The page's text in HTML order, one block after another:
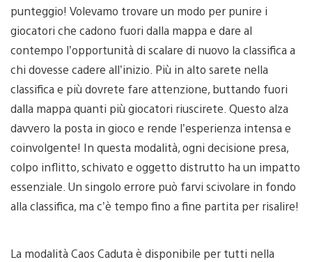
punteggio! Volevamo trovare un modo per punire i
giocatori che cadono fuori dalla mappa e dare al
contempo l’opportunità di scalare di nuovo la classifica a
chi dovesse cadere all’inizio. Più in alto sarete nella
classifica e più dovrete fare attenzione, buttando fuori
dalla mappa quanti più giocatori riuscirete. Questo alza
davvero la posta in gioco e rende l’esperienza intensa e
coinvolgente! In questa modalità, ogni decisione presa,
colpo inflitto, schivato e oggetto distrutto ha un impatto
essenziale. Un singolo errore può farvi scivolare in fondo
alla classifica, ma c’è tempo fino a fine partita per risalire!
La modalità Caos Caduta è disponibile per tutti nella